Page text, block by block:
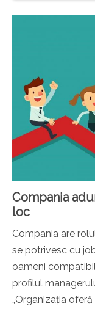
Compania
loc
Compania are
se potrivesc cu
oameni
profilul
„Organizația